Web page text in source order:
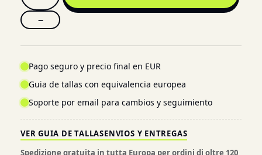
−
Pago seguro y precio final en EUR
Guia de tallas con equivalencia europea
Soporte por email para cambios y seguimiento
VER GUIA DE TALLASENVIOS Y ENTREGAS
Spedizione gratuita in tutta Europa per ordini di oltre 120